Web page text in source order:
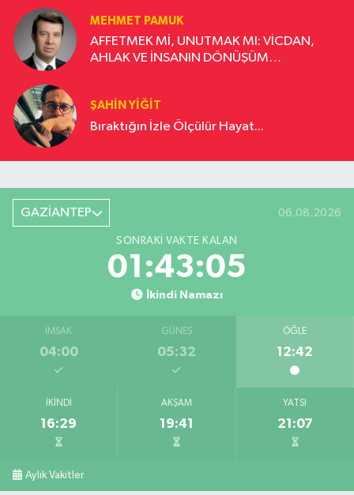
MEHMET PAMUK
AFFETMEK Mİ, UNUTMAK MI: VİCDAN,
AHLAK VE İNSANIN DÖNÜŞÜM
ŞAHIN YIĞIT
Bıraktığın İzle Ölçülür Hayat...
GAZİANTEP 06.08.2026
SONRAKI VAKTE KALAN
01:43:04
İkindi Namazı
İMSAK
04:00
GÜNEŞ
05:32
ÖĞLE
12:42
İKINDI
16:29
AKŞAM
19:41
YATSI
21:07
Aylık Vakitler